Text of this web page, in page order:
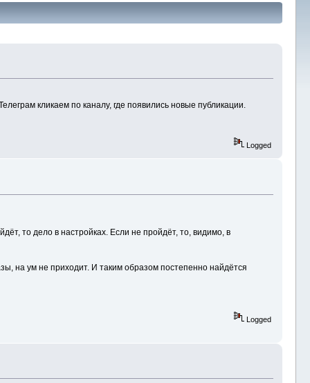
кликаем по каналу, где появились новые публикации.
Logged
то дело в настройках. Если не пройдёт, то, видимо, в
на ум не приходит. И таким образом постепенно найдётся
Logged